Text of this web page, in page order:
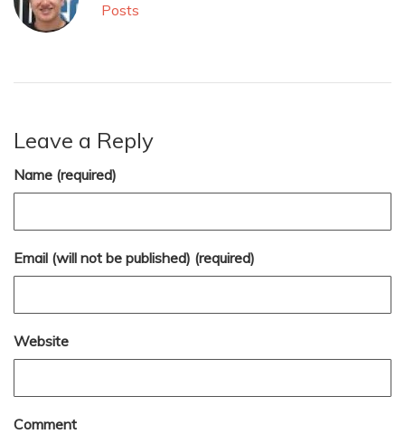
Posts
Leave a Reply
Name (required)
Email (will not be published) (required)
Website
Comment